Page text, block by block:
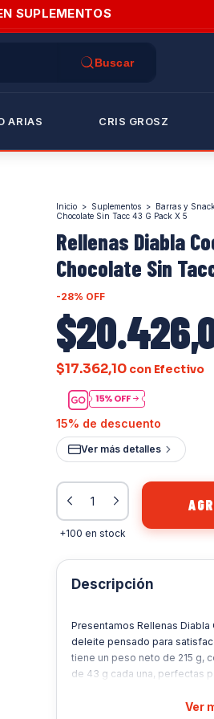
SUPLEMENTOS
ARIAS CRIS GROSZ
Inicio > Suplementos > Barras y
Chocolate Sin Tacc 43 G Pack X 5
Rellenas Diabla
Chocolate Sin
-28% OFF
$17.362,10 con Efectivo
15% de descuento
Ver más detalles
+100 en stock
Descripción
Presentamos Rellenas
deleite pensado para
tiene un peso neto de 215 g,
de 43 g cada una, perfectas
desde el primer bocado.Ver